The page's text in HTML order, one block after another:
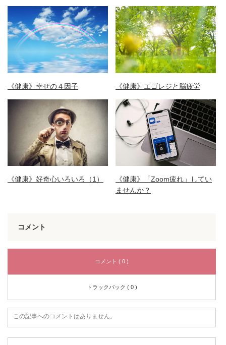
《健康》幸せの４因子 《健康》エゴレジと脳疲労
《健康》好奇心いろいろ（1）
《健康》「Zoom疲れ」してい
ませんか？
コメント
コメント ( 0 )
トラックバック ( 0 )
この記事へのコメントはありません。